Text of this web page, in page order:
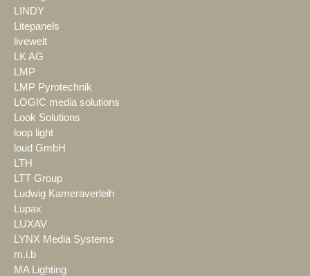
LINDY
Litepanels
livewelt
LK AG
LMP
LMP Pyrotechnik
LOGIC media solutions
Look Solutions
loop light
loud GmbH
LTH
LTT Group
Ludwig Kameraverleih
Lupax
LUXAV
LYNX Media Systems
m.i.b
MA Lighting